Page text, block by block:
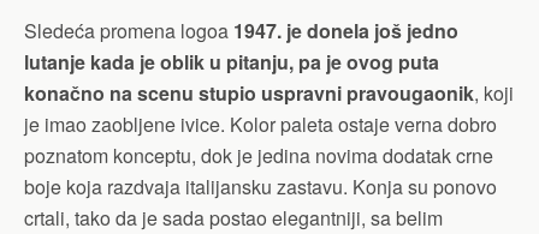
Sledeća promena logoa 1947. je donela još jedno
lutanje kada je oblik u pitanju, pa je ovog puta
konačno na scenu stupio uspravni pravougaonik, koji
je imao zaobljene ivice. Kolor paleta ostaje verna dobro
poznatom konceptu, dok je jedina novima dodatak crne
boje koja razdvaja italijansku zastavu. Konja su ponovo
crtali, tako da je sada postao elegantniji, sa belim